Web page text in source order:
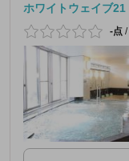
ホワイトウェイブ21
-点 /